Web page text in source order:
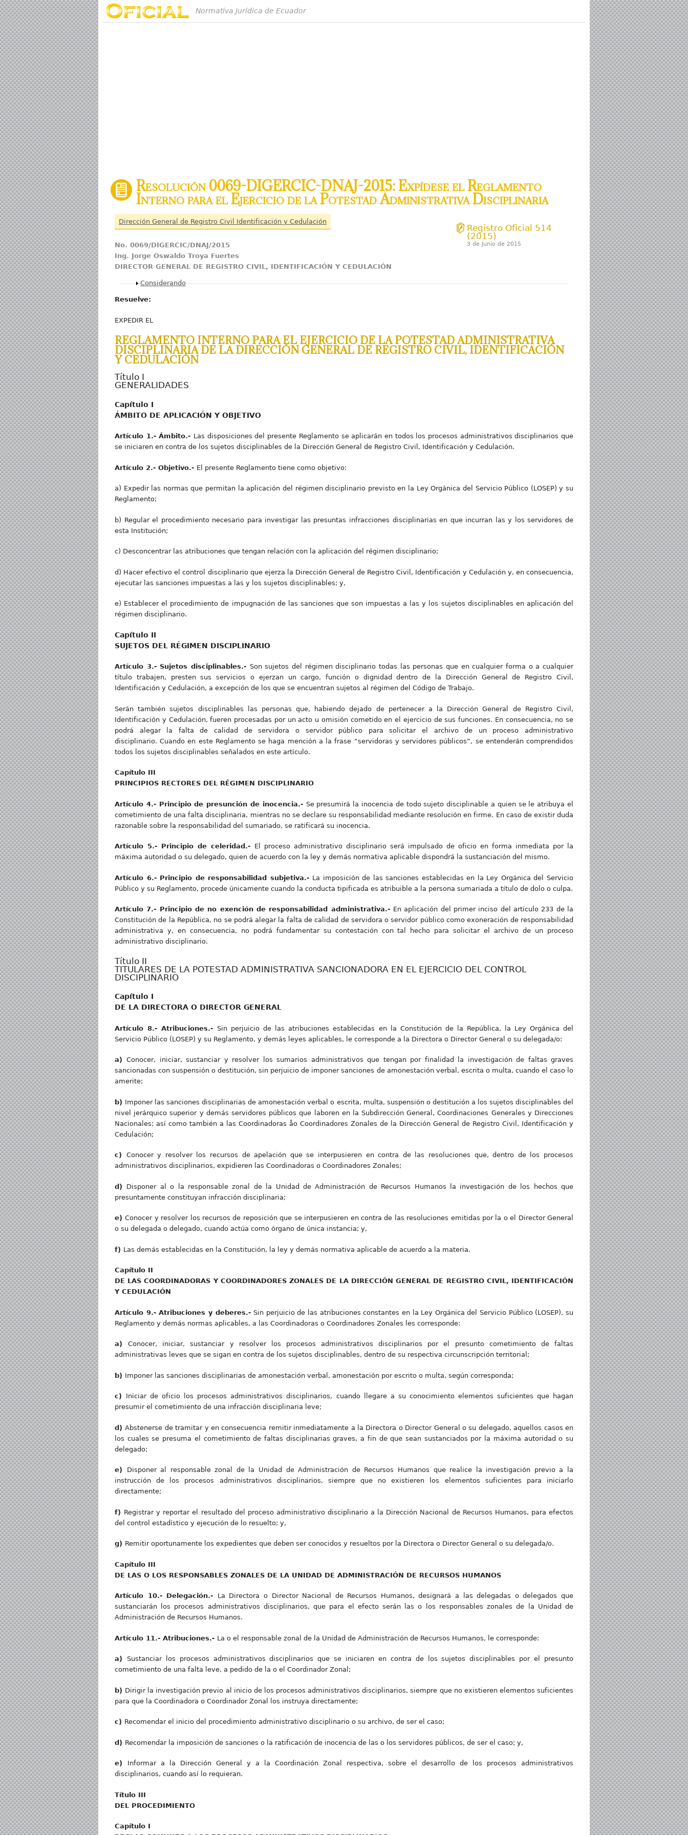
Normativa Jurídica de Ecuador
Resolución 0069-DIGERCIC-DNAJ-2015: Expídese el Reglamento
Interno para el Ejercicio de la Potestad Administrativa Disciplinaria
Dirección General de Registro Civil Identificación y Cedulación
Registro Oficial 514
(2015)
3 de Junio de 2015
No. 0069/DIGERCIC/DNAJ/2015
Ing. Jorge Oswaldo Troya Fuertes
DIRECTOR GENERAL DE REGISTRO CIVIL, IDENTIFICACIÓN Y CEDULACIÓN
Mostrar
Considerando
Resuelve:
EXPEDIR EL
REGLAMENTO INTERNO PARA EL EJERCICIO DE LA POTESTAD ADMINISTRATIVA
DISCIPLINARIA DE LA DIRECCIÓN GENERAL DE REGISTRO CIVIL, IDENTIFICACIÓN
Y CEDULACIÓN
Título I
GENERALIDADES
Capítulo I
ÁMBITO DE APLICACIÓN Y OBJETIVO
Artícul o 1.- Ámbito.- Las disposiciones del presente Reglamento se aplicarán en todos los procesos administrativos disciplinarios que
se iniciaren en contra de los sujetos disciplinables de la Dirección General de Registro Civil, Identificación y Cedulación.
Artículo 2.- Objetivo.- El presente Reglamento tiene como objetivo:
a) Expedir las normas que permitan la aplicación del régimen disciplinario previsto en la Ley Orgánica del Servicio Público (LOSEP) y su
Reglamento;
b) Regular el procedimiento necesario para investigar las presuntas infracciones disciplinarias en que incurran las y los servidores de
esta Institución;
c) Desconcentrar las atribuciones que tengan relación con la aplicación del régimen disciplinario;
d) Hacer efectivo el control disciplinario que ejerza la Dirección General de Registro Civil, Identificación y Cedulación y, en consecuencia,
ejecutar las sanciones impuestas a las y los sujetos disciplinables; y,
e) Establecer el procedimiento de impugnación de las sanciones que son impuestas a las y los sujetos disciplinables en aplicación del
régimen disciplinario.
Capítulo II
SUJETOS DEL RÉGIMEN DISCIPLINARIO
Artículo 3.- Sujetos disciplinables.- Son sujetos del régimen disciplinario todas las personas que en cualquier forma o a cualquier
título trabajen, presten sus servicios o ejerzan un cargo, función o dignidad dentro de la Dirección General de Registro Civil,
Identificación y Cedulación, a excepción de los que se encuentran sujetos al régimen del Código de Trabajo.
Serán también sujetos disciplinables las personas que, habiendo dejado de pertenecer a la Dirección General de Registro Civil,
Identificación y Cedulación, fueren procesadas por un acto u omisión cometido en el ejercicio de sus funciones. En consecuencia, no se
podrá alegar la falta de calidad de servidora o servidor público para solicitar el archivo de un proceso administrativo
disciplinario. Cuando en este Reglamento se haga mención a la frase “servidoras y servidores públicos”, se entenderán comprendidos
todos los sujetos disciplinables señalados en este artículo.
Capítul o III
PRINCIPIOS RECTORES DEL RÉGIMEN DISCIPLINARIO
Artículo 4.- Principio de presunción de inocencia.- Se presumirá la inocencia de todo sujeto disciplinable a quien se le atribuya el
cometimiento de una falta disciplinaria, mientras no se declare su responsabilidad mediante resolución en firme. En caso de existir duda
razonable sobre la responsabilidad del sumariado, se ratificará su inocencia.
Artícul o 5.- Principio de celeridad.- El proceso administrativo disciplinario será impulsado de oficio en forma inmediata por la
máxima autoridad o su delegado, quien de acuerdo con la ley y demás normativa aplicable dispondrá la sustanciación del mismo.
Artículo 6.- Principio de responsabilidad subjetiva.- La imposición de las sanciones establecidas en la Ley Orgánica del Servicio
Público y su Reglamento, procede únicamente cuando la conducta tipificada es atribuible a la persona sumariada a título de dolo o culpa.
Artícul o 7.- Principio de no exención de responsabilidad administrativa.- En aplicación del primer inciso del artículo 233 de la
Constitución de la República, no se podrá alegar la falta de calidad de servidora o servidor público como exoneración de responsabilidad
administrativa y, en consecuencia, no podrá fundamentar su contestación con tal hecho para solicitar el archivo de un proceso
administrativo disciplinario.
Título II
TITULARES DE LA POTESTAD ADMINISTRATIVA SANCIONADORA EN EL EJERCICIO DEL CONTROL
DISCIPLINARIO
Capítulo I
DE LA DIRECTORA O DIRECTOR GENERAL
Artículo 8.- Atribuciones.-Sin perjuicio de las atribuciones establecidas en la Constitución de la República, la Ley Orgánica del
Servicio Público (LOSEP) y su Reglamento, y demás leyes aplicables, le corresponde a la Directora o Director General o su delegada/o:
a)Conocer, iniciar, sustanciar y resolver los sumarios administrativos que tengan por finalidad la investigación de faltas graves
sancionadas con suspensión o destitución, sin perjuicio de imponer sanciones de amonestación verbal, escrita o multa, cuando el caso lo
amerite;
b) Imponer las sanciones disciplinarias de amonestación verbal o escrita, multa, suspensión o destitución a los sujetos disciplinables del
nivel jerárquico superior y demás servidores públicos que laboren en la Subdirección General, Coordinaciones Generales y Direcciones
Nacionales; así como también a las Coordinadoras åo Coordinadores Zonales de la Dirección General de Registro Civil, Identificación y
Cedulación;
c) Conocer y resolver los recursos de apelación que se interpusieren en contra de las resoluciones que, dentro de los procesos
administrativos disciplinarios, expidieren las Coordinadoras o Coordinadores Zonales;
d) Disponer al o la responsable zonal de la Unidad de Administración de Recursos Humanos la investigación de los hechos que
presuntamente constituyan infracción disciplinaria;
e)Conocer y resolver los recursos de reposición que se interpusieren en contra de las resoluciones emitidas por la o el Director General
o su delegada o delegado, cuando actúa como órgano de única instancia; y,
f) Las demás establecidas en la Constitución, la ley y demás normativa aplicable de acuerdo a la materia.
Capítul o II
DE LAS COORDINADORAS Y COORDINADORES ZONALES DE LA DIRECCIÓN GENERAL DE REGISTRO CIVIL, IDENTIFICACIÓN
Y CEDULACIÓN
Artículo 9.- Atribuciones y deberes.-Sin perjuicio de las atribuciones constantes en la Ley Orgánica del Servicio Público (LOSEP), su
Reglamento y demás normas aplicables, a las Coordinadoras o Coordinadores Zonales les corresponde:
a)Conocer, iniciar, sustanciar y resolver los procesos administrativos disciplinarios por el presunto cometimiento de faltas
administrativas leves que se sigan en contra de los sujetos disciplinables, dentro de su respectiva circunscripción territorial;
b) Imponer las sanciones disciplinarias de amonestación verbal, amonestación por escrito o multa, según corresponda;
c) Iniciar de oficio los procesos administrativos disciplinarios, cuando llegare a su conocimiento elementos suficientes que hagan
presumir el cometimiento de una infracción disciplinaria leve;
d)Abstenerse de tramitar y en consecuencia remitir inmediatamente a la Directora o Director General o su delegado, aquellos casos en
los cuales se presuma el cometimiento de faltas disciplinarias graves, a fin de que sean sustanciados por la máxima autoridad o su
delegado;
e) Disponer al responsable zonal de la Unidad de Administración de Recursos Humanos que realice la investigación previo a la
instrucción de los procesos administrativos disciplinarios, siempre que no existieren los elementos suficientes para iniciarlo
directamente;
f) Registrar y reportar el resultado del proceso administrativo disciplinario a la Dirección Nacional de Recursos Humanos, para efectos
del control estadístico y ejecución de lo resuelto; y,
g) Remitir oportunamente los expedientes que deben ser conocidos y resueltos por la Directora o Director General o su delegada/o.
Capítulo III
DE LAS O LOS RESPONSABLES ZONALES DE LA UNIDAD DE ADMINISTRACIÓN DE RECURSOS HUMANOS
Artícul o 10.- Delegación.- La Directora o Director Nacional de Recursos Humanos, designará a las delegadas o delegados que
sustanciarán los procesos administrativos disciplinarios, que para el efecto serán las o los responsables zonales de la Unidad de
Administración de Recursos Humanos.
Artículo 11.- Atribuciones.- La o el responsable zonal de la Unidad de Administración de Recursos Humanos, le corresponde:
a) Sustanciar los procesos administrativos disciplinarios que se iniciaren en contra de los sujetos disciplinables por el presunto
cometimiento de una falta leve, a pedido de la o el Coordinador Zonal;
b) Dirigir la investigación previo al inicio de los procesos administrativos disciplinarios, siempre que no existieren elementos suficientes
para que la Coordinadora o Coordinador Zonal los instruya directamente;
c) Recomendar el inicio del procedimiento administrativo disciplinario o su archivo, de ser el caso;
d) Recomendar la imposición de sanciones o la ratificación de inocencia de las o los servidores públicos, de ser el caso; y,
e) Informar a la Dirección General y a la Coordinación Zonal respectiva, sobre el desarrollo de los procesos administrativos
disciplinarios, cuando así lo requieran.
Título III
DEL PROCEDIMIENTO
Capítulo I